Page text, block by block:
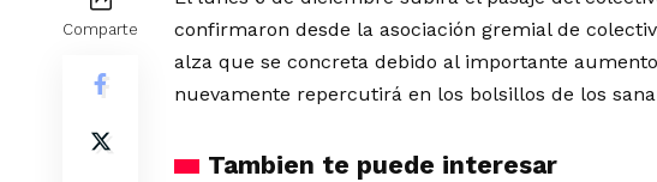
Comparte
confirmaron desde la asociación gremial de
alza que se concreta debido al importante
nuevamente repercutirá en los bolsillos de los
Tambien te puede interesar